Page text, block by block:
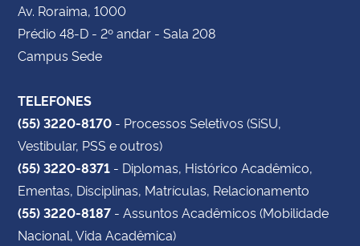
Av. Roraima, 1000
Prédio 48-D - 2º andar - Sala 208
Campus Sede
TELEFONES
(55) 3220-8170 - Processos Seletivos (SiSU,
Vestibular, PSS e outros)
(55) 3220-8371 - Diplomas, Histórico Acadêmico,
Ementas, Disciplinas, Matrículas, Relacionamento
(55) 3220-8187 - Assuntos Acadêmicos (Mobilidade
Nacional, Vida Acadêmica)